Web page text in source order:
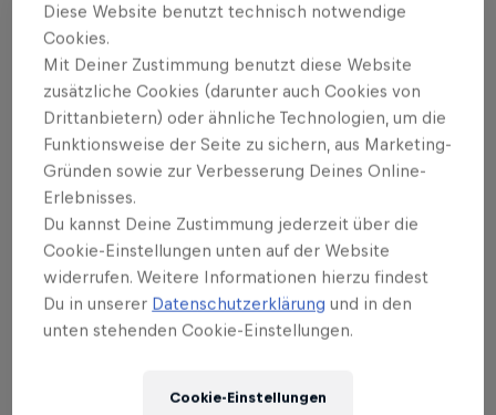
DJing für Anfänger: Mit dieser Ausrüstung
3 min read
1. Du stehst nicht ganz oben,
musst aber trotzdem mit dem
Publikum connecten
„Ich habe Warm-Ups gespielt, bei denen die
Stimmung relativ schnell am richtigen Punkt war,
Mantra. „Ich würde nicht mit
Diese Website benutzt technisch notwendige
Cookies.
Mit Deiner Zustimmung benutzt diese Website
zusätzliche Cookies (darunter auch Cookies von
Drittanbietern) oder ähnliche Technologien, um die
Funktionsweise der Seite zu sichern, aus Marketing-
Gründen sowie zur Verbesserung Deines Online-
Erlebnisses.
Du kannst Deine Zustimmung jederzeit über die
Cookie-Einstellungen unten auf der Website
widerrufen. Weitere Informationen hierzu findest
Du in unserer Datenschutzerklärung und in den
unten stehenden Cookie-Einstellungen.
Cookie-Einstellungen